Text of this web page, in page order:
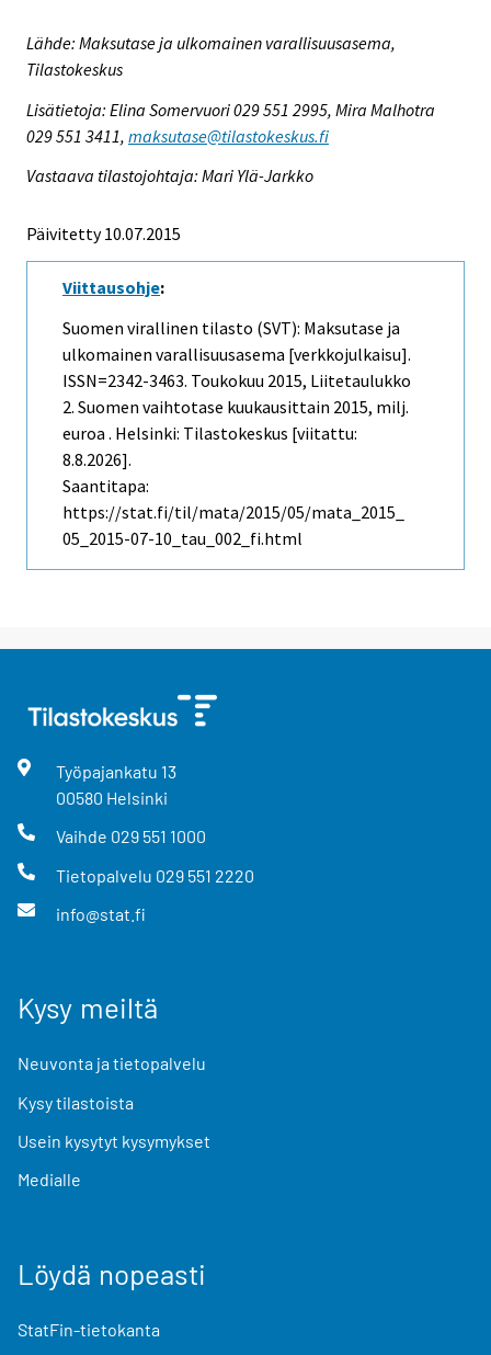
Lähde: Maksutase ja ulkomainen varallisuusasema,
Tilastokeskus
Lisätietoja: Elina Somervuori 029 551 2995, Mira Malhotra
029 551 3411, maksutase@tilastokeskus.fi
Vastaava tilastojohtaja: Mari Ylä-Jarkko
Päivitetty 10.07.2015
Viittausohje:
Suomen virallinen tilasto (SVT): Maksutase ja
ulkomainen varallisuusasema [verkkojulkaisu].
ISSN=2342-3463. Toukokuu 2015, Liitetaulukko
2. Suomen vaihtotase kuukausittain 2015, milj.
euroa . Helsinki: Tilastokeskus [viitattu:
8.8.2026].
Saantitapa:
https://stat.fi/til/mata/2015/05/mata_2015_
05_2015-07-10_tau_002_fi.html
Työpajankatu 13
00580 Helsinki
Vaihde 029 551 1000
Tietopalvelu 029 551 2220
info@stat.fi
Kysy meiltä
Neuvonta ja tietopalvelu
Kysy tilastoista
Usein kysytyt kysymykset
Medialle
Löydä nopeasti
StatFin-tietokanta